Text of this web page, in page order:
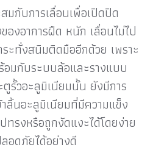
กับการเลื่อนเพื่อเปิดปิด
องอาการฝืด หนัก เลื่อนไม่ไป
ะทั่งสนิมติดมืออีกด้วย เพราะ
มกับระบบล้อและรางแบบ
รั้วอะลูมิเนียมนั้น ยังมีการ
ลิ้นอะลูมิเนียมที่มีความแข็ง
ทรงหรือถูกงัดแงะได้โดยง่าย
อดภัยได้อย่างดี